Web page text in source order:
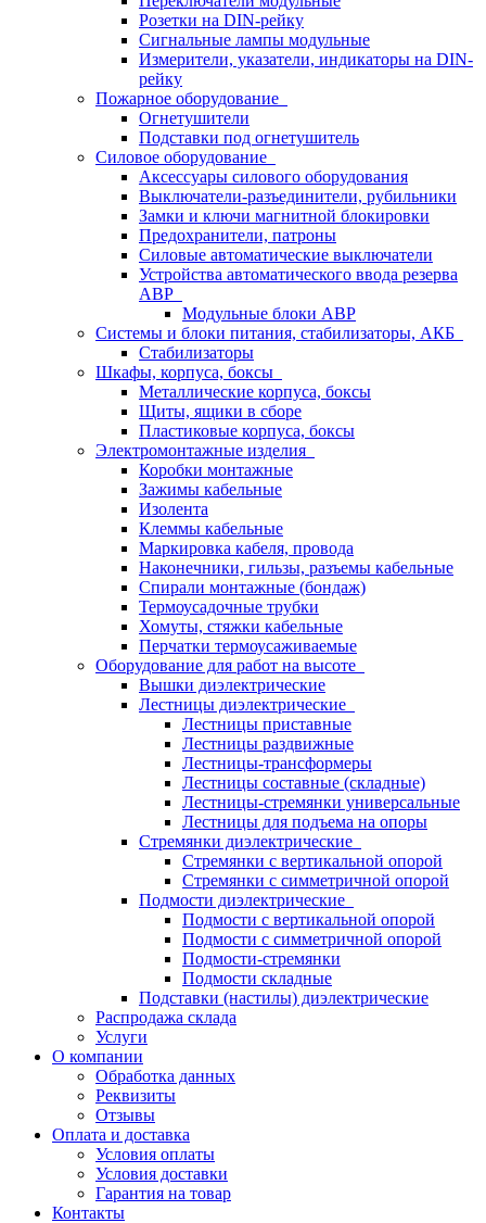
Розетки на DIN-рейку
Сигнальные лампы модульные
Измерители, указатели, индикаторы на DIN-
рейку
Пожарное оборудование
Огнетушители
Подставки под огнетушитель
Силовое оборудование
Аксессуары силового оборудования
Выключатели-разъединители, рубильники
Замки и ключи магнитной блокировки
Предохранители, патроны
Силовые автоматические выключатели
Устройства автоматического ввода резерва
АВР
Модульные блоки АВР
Системы и блоки питания, стабилизаторы, АКБ
Стабилизаторы
Шкафы, корпуса, боксы
Металлические корпуса, боксы
Щиты, ящики в сборе
Пластиковые корпуса, боксы
Электромонтажные изделия
Коробки монтажные
Зажимы кабельные
Изолента
Клеммы кабельные
Маркировка кабеля, провода
Наконечники, гильзы, разъемы кабельные
Спирали монтажные (бондаж)
Термоусадочные трубки
Хомуты, стяжки кабельные
Перчатки термоусаживаемые
Оборудование для работ на высоте
Вышки диэлектрические
Лестницы диэлектрические
Лестницы приставные
Лестницы раздвижные
Лестницы-трансформеры
Лестницы составные (складные)
Лестницы-стремянки универсальные
Лестницы для подъема на опоры
Стремянки диэлектрические
Стремянки с вертикальной опорой
Стремянки с симметричной опорой
Подмости диэлектрические
Подмости с вертикальной опорой
Подмости с симметричной опорой
Подмости-стремянки
Подмости складные
Подставки (настилы) диэлектрические
Распродажа склада
Услуги
О компании
Обработка данных
Реквизиты
Отзывы
Оплата и доставка
Условия оплаты
Условия доставки
Гарантия на товар
Контакты